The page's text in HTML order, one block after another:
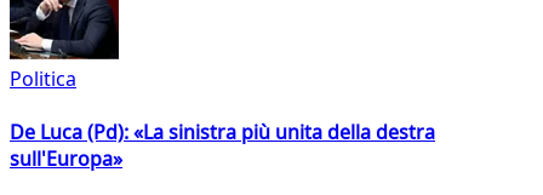
Politica
De Luca (Pd): «La sinistra più unita della destra
sull'Europa»